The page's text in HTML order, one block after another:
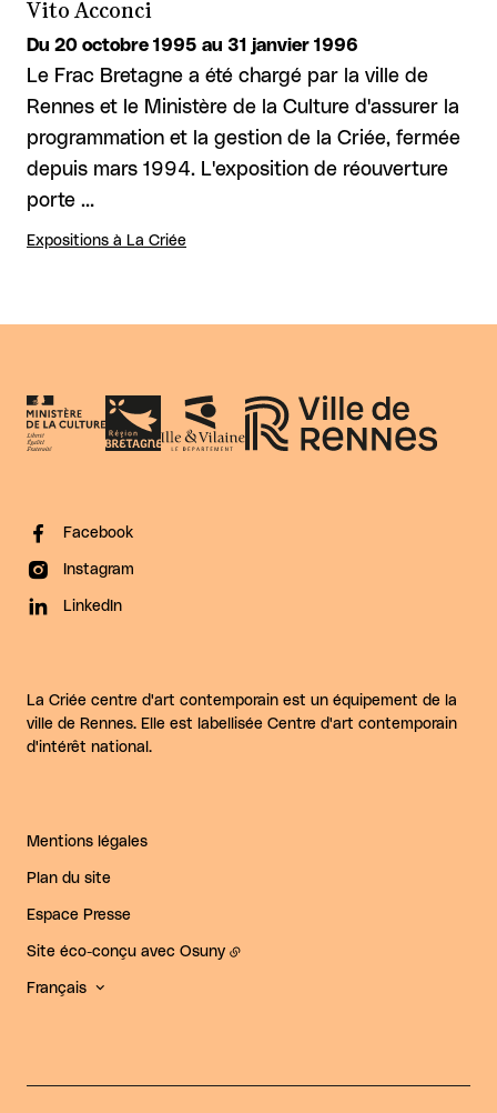
Vito Acconci
Du 20 octobre 1995 au 31 janvier 1996
Le Frac Bretagne a été chargé par la ville de
Rennes et le Ministère de la Culture d'assurer la
programmation et la gestion de la Criée, fermée
depuis mars 1994. L'exposition de réouverture
porte …
Expositions à La Criée
Facebook
Instagram
LinkedIn
La Criée centre d'art contemporain est un équipement de la
ville de Rennes. Elle est labellisée Centre d'art contemporain
d'intérêt national.
Mentions légales
Plan du site
Espace Presse
Site éco-conçu avec Osuny
Français